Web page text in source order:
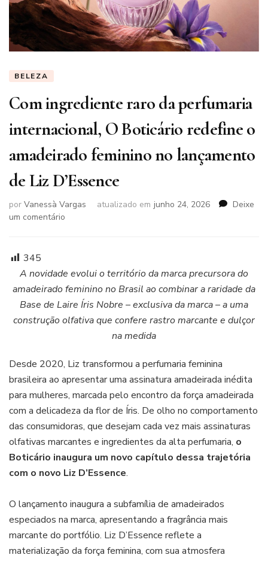
BELEZA
Com ingrediente raro da perfumaria
internacional, O Boticário redefine o
amadeirado feminino no lançamento
de Liz D’Essence
por Vanessà Vargas atualizado em junho 24, 2026
Deixe
um comentário
perfumaria
internacional,
O
Boticário
feminino
no
lançamento
de
Liz
D’Essence
345
A novidade evolui o território da marca precursora do
amadeirado feminino no Brasil ao combinar a raridade da
Base de Laire Íris Nobre – exclusiva da marca – a uma
construção olfativa que confere rastro marcante e dulçor
na medida
Desde 2020, Liz transformou a perfumaria feminina
brasileira ao apresentar uma assinatura amadeirada inédita
para mulheres, marcada pelo encontro da força amadeirada
com a delicadeza da flor de Íris. De olho no comportamento
das consumidoras, que desejam cada vez mais assinaturas
olfativas marcantes e ingredientes da alta perfumaria, o
Boticário inaugura um novo capítulo dessa trajetória
com o novo Liz D’Essence.
O lançamento inaugura a subfamília de amadeirados
especiados na marca, apresentando a fragrância mais
marcante do portfólio. Liz D’Essence reflete a
materialização da força feminina, com sua atmosfera